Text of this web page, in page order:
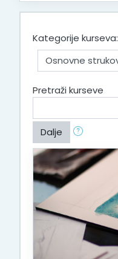
Kategorije kurseva:
Pretraži kurseve
Dalje